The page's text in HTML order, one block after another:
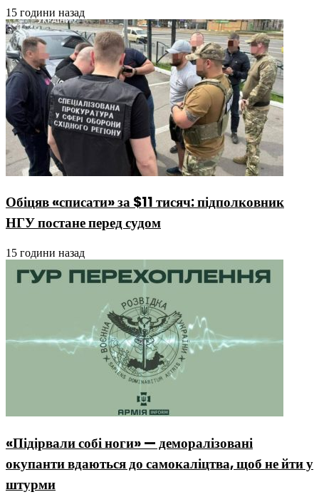
15 години назад
Обіцяв «списати» за $11 тисяч: підполковник
НГУ постане перед судом
15 години назад
«Підірвали собі ноги» — деморалізовані
окупанти вдаються до самокаліцтва, щоб не йти у
штурми